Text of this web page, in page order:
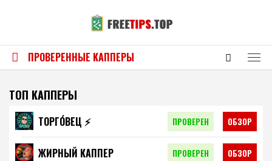
ПРОВЕРЕННЫЕ КАППЕРЫ
ТОП КАППЕРЫ
ТОРГО́ВЕЦ ⚡️ ПРОВЕРЕН ОБЗОР
ЖИРНЫЙ КАППЕР ПРОВЕРЕН ОБЗОР